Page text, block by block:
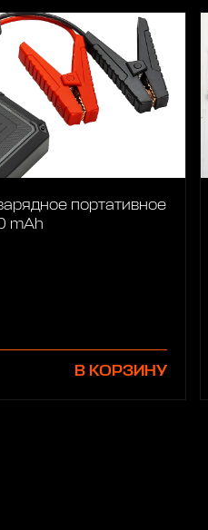
портативное
mAh
В КОРЗИНУ